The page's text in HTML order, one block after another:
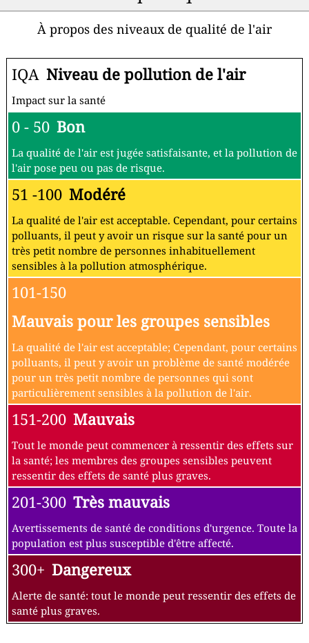
À propos des niveaux de qualité de l'air
IQA Niveau de pollution de l'air
Impact sur la santé
0 - 50 Bon
La qualité de l'air est jugée satisfaisante, et la pollution de
l'air pose peu ou pas de risque.
51 -100 Modéré
La qualité de l'air est acceptable. Cependant, pour certains
polluants, il peut y avoir un risque sur la santé pour un
très petit nombre de personnes inhabituellement
sensibles à la pollution atmosphérique.
101-150
Mauvais pour les groupes sensibles
La qualité de l'air est acceptable; Cependant, pour certains
polluants, il peut y avoir un problème de santé modérée
pour un très petit nombre de personnes qui sont
particulièrement sensibles à la pollution de l'air.
151-200 Mauvais
Tout le monde peut commencer à ressentir des effets sur
la santé; les membres des groupes sensibles peuvent
ressentir des effets de santé plus graves.
201-300 Très mauvais
Avertissements de santé de conditions d'urgence. Toute la
population est plus susceptible d'être affecté.
300+ Dangereux
Alerte de santé: tout le monde peut ressentir des effets de
santé plus graves.